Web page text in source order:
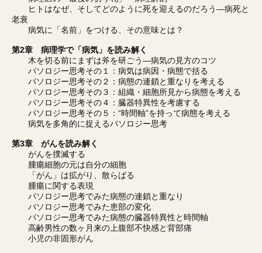
ヒトはなぜ、そしてどのように死を迎えるのだろう―病死と
老衰
病気に「名前」をつける、その意味とは？
第2章 病理学で「病気」を読み解く
木を切る前にまずは斧を研ごう―病気の見方のコツ
パソロジー思考その１：病気は病因・病態で括る
パソロジー思考その２：病態の連鎖と重なりを考える
パソロジー思考その３：組織・細胞所見から病態を考える
パソロジー思考その４：臓器特異性を考慮する
パソロジー思考その５：“時間軸”を持って病態を考える
病気を多角的に捉えるパソロジー思考
第3章 がんを読み解く
がんを撲滅する
腫瘍細胞の元は自分の細胞
「がん」は拡がり、散らばる
腫瘍に関する表現
パソロジー思考でみた病態の連鎖と重なり
パソロジー思考でみた患部の変化
パソロジー思考でみた病態の臓器特異性と時間軸
高齢男性の数ヶ月来の上腹部不快感と背部痛
小児の非固形がん